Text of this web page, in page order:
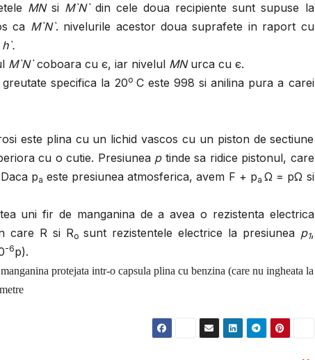
MNsi M`N`din cele doua recipiente sunt supuse la
ca M`N`. nivelurile acestor doua suprafete in raport cu
h`.
M`N`coboara cu є, iar nivelul MNurca cu є.
specifica la 20o C este 998 si anilina pura a carei
este plina cu un lichid vascos cu un piston de sectiune
cu o cutie. Presiunea ptinde sa ridice pistonul, care
pa este presiunea atmosferica, avem F + paΩ = pΩ si
uni fir de manganina de a avea o rezistenta electrica
care R si Ro sunt rezistentele electrice la presiunea p1,
-6p).
protejata intr-o capsula plina cu benzina (care nu ingheata la